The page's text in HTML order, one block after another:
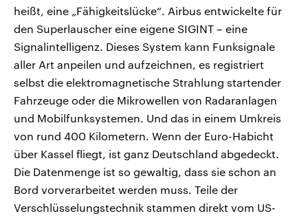
heißt, eine „Fähigkeitslücke“. Airbus entwickelte für
den Superlauscher eine eigene SIGINT – eine
Signalintelligenz. Dieses System kann Funksignale
aller Art anpeilen und aufzeichnen, es registriert
selbst die elektromagnetische Strahlung startender
Fahrzeuge oder die Mikrowellen von Radaranlagen
und Mobilfunksystemen. Und das in einem Umkreis
von rund 400 Kilometern. Wenn der Euro-Habicht
über Kassel fliegt, ist ganz Deutschland abgedeckt.
Die Datenmenge ist so gewaltig, dass sie schon an
Bord vorverarbeitet werden muss. Teile der
Verschlüsselungstechnik stammen direkt vom US-